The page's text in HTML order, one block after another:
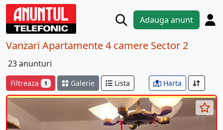
Adauga anunt
Vanzari Apartamente 4 camere Sector 2
23 anunturi
Filtreaza 1 Galerie Lista Harta